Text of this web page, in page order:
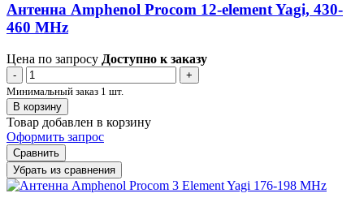
Антенна Amphenol Procom 12-element Yagi, 430-
460 MHz
Цена по запросу Доступно к заказу
-
+
Минимальный заказ 1 шт.
В корзину
Товар добавлен в корзину
Оформить запрос
Сравнить
Убрать из сравнения